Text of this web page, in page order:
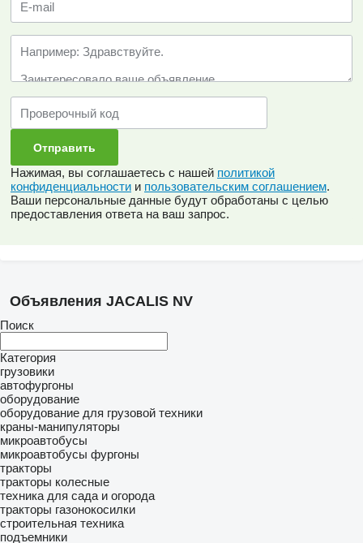
Нажимая, вы соглашаетесь с нашей политикой
конфиденциальности и пользовательским соглашением.
Ваши персональные данные будут обработаны с целью
предоставления ответа на ваш запрос.
Объявления JACALIS NV
Поиск
Категория
грузовики
автофургоны
оборудование
оборудование для грузовой техники
краны-манипуляторы
микроавтобусы
микроавтобусы фургоны
тракторы
тракторы колесные
техника для сада и огорода
тракторы газонокосилки
строительная техника
подъемники